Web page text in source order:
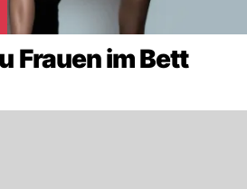
Frauen im Bett